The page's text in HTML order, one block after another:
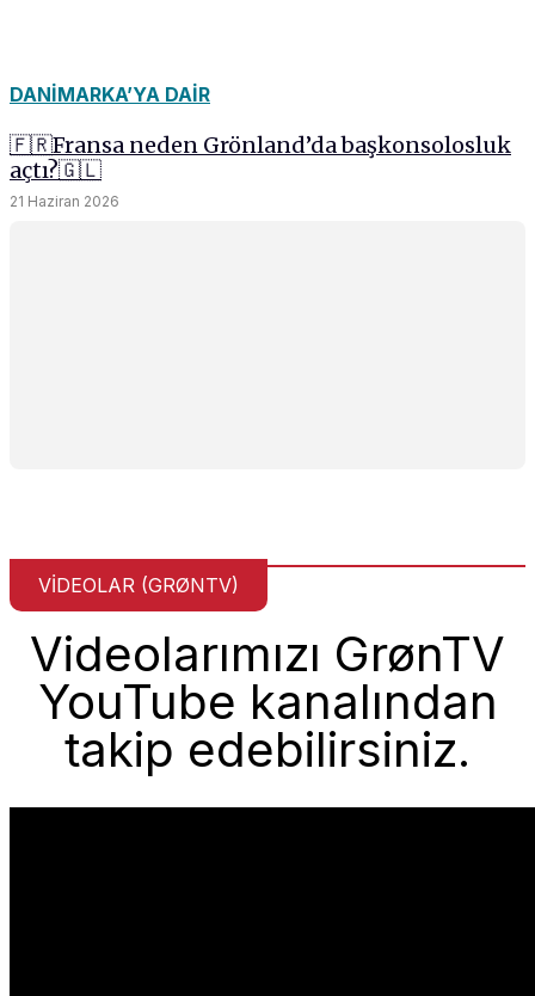
DANIMARKA’YA DAIR
🇫🇷Fransa neden Grönland’da başkonsolosluk
açtı?🇬🇱
21 Haziran 2026
VIDEOLAR (GRØNTV)
Videolarımızı GrønTV
YouTube kanalından
takip edebilirsiniz.